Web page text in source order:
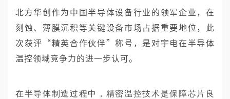
北方华创作为中国半导体设备行业的领军企业，在
刻蚀、薄膜沉积等关键设备市场占据重要地位，此
次获评“精英合作伙伴”称号，是对宇电在半导体
温控领域竞争力的进一步认可。
在半导体制造过程中，精密温控技术是保障芯片良